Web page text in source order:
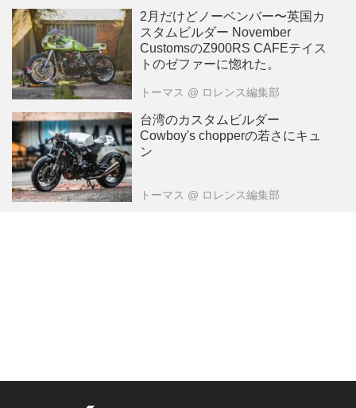
2月だけどノーベンバー〜英国カ
スタムビルダー November
CustomsのZ900RS CAFEテイス
トのゼファーに惚れた。
トーマス @ ロレンス編集部
台湾のカスタムビルダー
Cowboy's chopperの若さにキュ
ン
トーマス @ ロレンス編集部